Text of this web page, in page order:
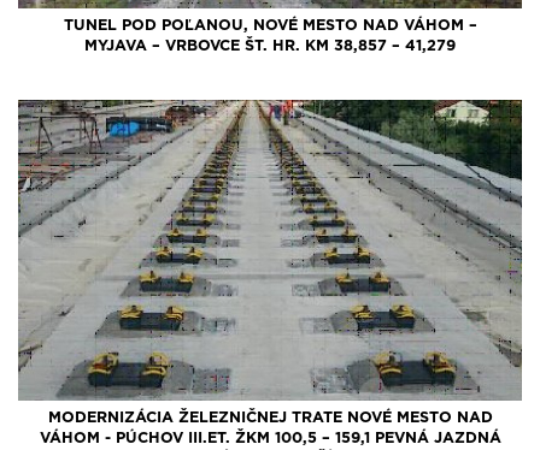
TUNEL POD POĽANOU, NOVÉ MESTO NAD VÁHOM –
MYJAVA – VRBOVCE ŠT. HR. KM 38,857 – 41,279
MODERNIZÁCIA ŽELEZNIČNEJ TRATE NOVÉ MESTO NAD
VÁHOM - PÚCHOV III.ET. ŽKM 100,5 – 159,1 PEVNÁ JAZDNÁ